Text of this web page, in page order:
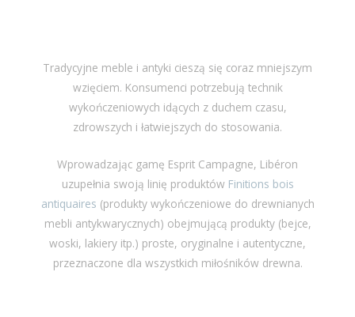
Tradycyjne meble i antyki cieszą się coraz mniejszym
wzięciem. Konsumenci potrzebują technik
wykończeniowych idących z duchem czasu,
zdrowszych i łatwiejszych do stosowania.
Wprowadzając gamę Esprit Campagne, Libéron
uzupełnia swoją linię produktów Finitions bois
antiquaires (produkty wykończeniowe do drewnianych
mebli antykwarycznych) obejmującą produkty (bejce,
woski, lakiery itp.) proste, oryginalne i autentyczne,
przeznaczone dla wszystkich miłośników drewna.